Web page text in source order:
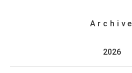
Archive
2026